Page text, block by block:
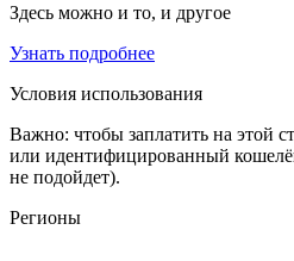
Здесь можно и то, и другое
Узнать подробнее
Условия использования
Важно: чтобы заплатить на этой
или идентифицированный
не подойдет).
Регионы